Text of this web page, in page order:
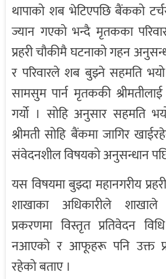
थापाको शब भेटिएपछि बैंकको
ज्यान गएको भन्दै मृतकका परिवार
प्रहरी चौकीमै घटनाको गहन
र परिवारले शब बुझ्ने सहमति
सामसुम पार्न मृतककी श्रीमतीलाई
गर्यो । सोहि अनुसार सहमति
श्रीमती सोहि बैंकमा जागिर
संवेदनशील विषयको अनुसन्धान
यस विषयमा बुझ्दा महानगरीय
शाखाका अधिकारीले
प्रकरणमा विस्तृत प्रतिवेदन
नआएको र आफूहरू पनि उक्त
रहेको बताए ।